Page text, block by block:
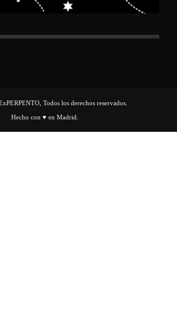
Todos los derechos reservados.
Hecho con ♥ en Madrid.